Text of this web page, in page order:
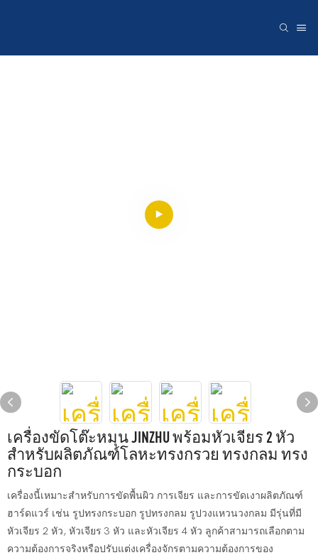
เครื่องขัดโต๊ะหมุน JINZHU พร้อมหัวเจียร 2 หัว
สำหรับผลิตภัณฑ์โลหะทรงกรวย ทรงกลม ทรง
กระบอก
เครื่องนี้เหมาะสำหรับการขัดพื้นผิว การเจียร และการขัดเงาผลิตภัณฑ์
ฮาร์ดแวร์ เช่น รูปทรงกระบอก รูปทรงกลม รูปวงแหวนวงกลม มีรุ่นที่มี
หัวเจียร 2 หัว, หัวเจียร 3 หัว และหัวเจียร 4 หัว ลูกค้าสามารถเลือกตาม
ความต้องการจริงหรือปรับแต่งเครื่องจักรตามความต้องการของ